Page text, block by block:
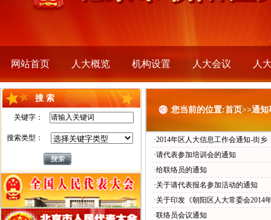
网站首页 人大概览 机构设置 人大会议 人
搜 索
关键字：
搜索类型：
您当前的位置:首页>>通知
·2014年区人大信息工作会通知-街乡
·请代表参加培训会的通知
·给联络员的通知
·关于请代表报名参加活动的通知
·关于印发《朝阳区人大常委会2014
·联络员会议通知